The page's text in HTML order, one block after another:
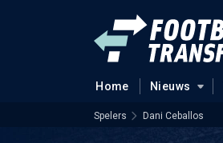
Home Nieuws
Spelers Dani Ceballos